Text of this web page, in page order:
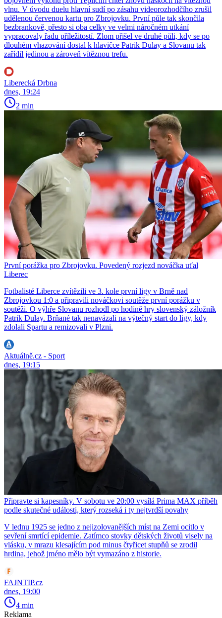
vlnu. V úvodu duelu hlavní sudí po zásahu videorozhodčího zrušil
udělenou červenou kartu pro Zbrojovku. První půle tak skončila
bezbrankově, přesto si oba celky ve velmi náročném utkání
vypracovaly řadu příležitostí. Zlom přišel ve druhé půli, kdy se po
dlouhém vhazování dostal k hlavičce Patrik Dulay a Slovanu tak
zařídil jedinou a zároveň vítěznou trefu.
Liberecká Drbna
dnes, 19:24
2 min
První porážka pro Zbrojovku. Povedený rozjezd nováčka uťal
Liberec
Fotbalisté Liberce zvítězili ve 3. kole první ligy v Brně nad
Zbrojovkou 1:0 a připravili nováčkovi soutěže první porážku v
soutěži. O výhře Slovanu rozhodl po hodině hry slovenský záložník
Patrik Dulay. Brňané tak nenavázali na výtečný start do ligy, kdy
zdolali Spartu a remizovali v Plzni.
Aktuálně.cz - Sport
dnes, 19:15
Připravte si kapesníky. V sobotu ve 20:00 vysílá Prima MAX příběh
podle skutečné události, který rozseká i ty nejtvrdší povahy
V lednu 1925 se jedno z nejizolovanějších míst na Zemi ocitlo v
sevření smrtící epidemie. Zatímco stovky dětských životů visely na
vlásku, v mrazu klesajícím pod minus čtyřicet stupňů se zrodil
hrdina, jehož jméno mělo být vymazáno z historie.
FAJNTIP.cz
dnes, 19:00
4 min
Reklama